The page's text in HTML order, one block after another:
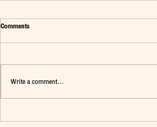
มุมมองต่อประเด็น"นักเรียนทุนรัฐบาลไทย"
Comments
Write a comment...